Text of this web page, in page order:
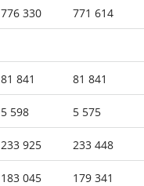
776 330 771 614
81 841 81 841
5 598 5 575
233 925 233 448
183 045 179 341